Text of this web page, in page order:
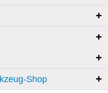
Shop